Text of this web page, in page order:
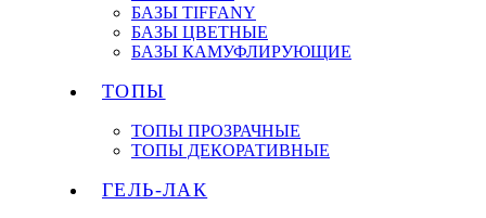
БАЗЫ TIFFANY
БАЗЫ ЦВЕТНЫЕ
БАЗЫ КАМУФЛИРУЮЩИЕ
ТОПЫ
ТОПЫ ПРОЗРАЧНЫЕ
ТОПЫ ДЕКОРАТИВНЫЕ
ГЕЛЬ-ЛАК